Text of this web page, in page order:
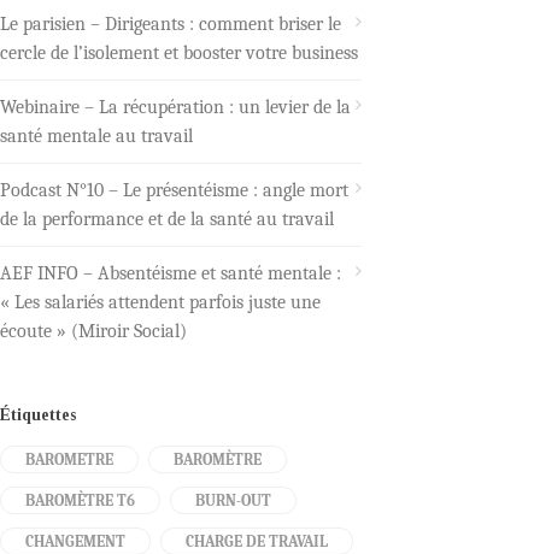
Le parisien – Dirigeants : comment briser le
cercle de l’isolement et booster votre business
Webinaire – La récupération : un levier de la
santé mentale au travail
Podcast N°10 – Le présentéisme : angle mort
de la performance et de la santé au travail
AEF INFO – Absentéisme et santé mentale :
« Les salariés attendent parfois juste une
écoute » (Miroir Social)
Étiquettes
BAROMETRE BAROMÈTRE
BAROMÈTRE T6 BURN-OUT
CHANGEMENT CHARGE DE TRAVAIL